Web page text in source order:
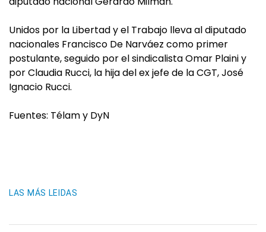
Unidos por la Libertad y el Trabajo lleva al diputado
nacionales Francisco De Narváez como primer
postulante, seguido por el sindicalista Omar Plaini y
por Claudia Rucci, la hija del ex jefe de la CGT, José
Ignacio Rucci.
Fuentes: Télam y DyN
LAS MÁS LEIDAS